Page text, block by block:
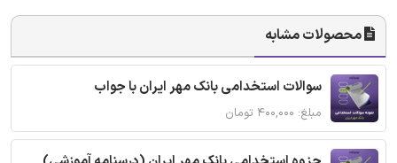
محصولات مشابه
سوالات استخدامی بانک مهر ایران با جواب
مبلغ: ۴۰۰,۰۰۰ تومان